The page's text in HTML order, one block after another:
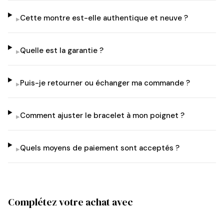
▸Cette montre est-elle authentique et neuve ?
▸Quelle est la garantie ?
▸Puis-je retourner ou échanger ma commande ?
▸Comment ajuster le bracelet à mon poignet ?
▸Quels moyens de paiement sont acceptés ?
Complétez votre achat avec